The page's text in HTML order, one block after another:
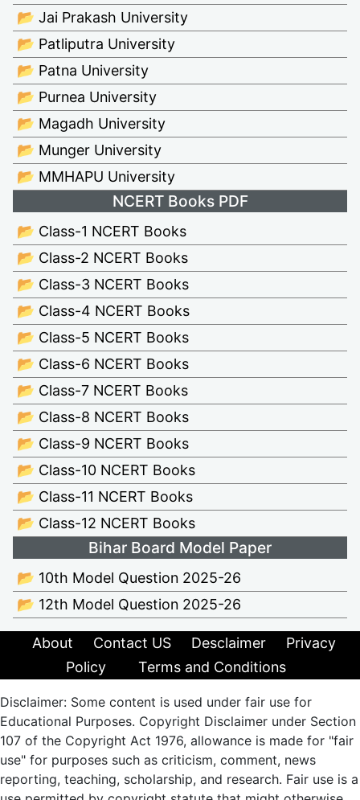
📂 Jai Prakash University
📂 Patliputra University
📂 Patna University
📂 Purnea University
📂 Magadh University
📂 Munger University
📂 MMHAPU University
NCERT Books PDF
📂 Class-1 NCERT Books
📂 Class-2 NCERT Books
📂 Class-3 NCERT Books
📂 Class-4 NCERT Books
📂 Class-5 NCERT Books
📂 Class-6 NCERT Books
📂 Class-7 NCERT Books
📂 Class-8 NCERT Books
📂 Class-9 NCERT Books
📂 Class-10 NCERT Books
📂 Class-11 NCERT Books
📂 Class-12 NCERT Books
Bihar Board Model Paper
📂 10th Model Question 2025-26
📂 12th Model Question 2025-26
About Contact US Desclaimer
Privacy
Policy
Terms and Conditions
Disclaimer: Some content is used under fair use for
Educational Purposes. Copyright Disclaimer under Section
107 of the Copyright Act 1976, allowance is made for "fair
use" for purposes such as criticism, comment, news
reporting, teaching, scholarship, and research. Fair use is a